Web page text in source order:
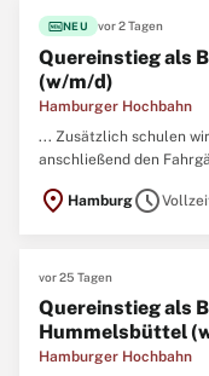
fiber_newNEU vor 2 Tagen
Quereinstieg als
(w/m/d)
Hamburger Hochbahn
... Zusätzlich schulen
anschließend den
Führerschein der
location_on Hamburgschedule
vor 25 Tagen
Quereinstieg als
Hummelsbüttel
Hamburger Hochbahn